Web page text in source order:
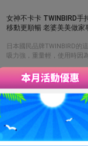
色，僧侶必須根據級別來挑
搭右，且腰際位置附有綁帶
Needles，以傳統的作務衣
帶，腰間兩側口袋的設計更
STORM RIDER的三色毛毯
女神不卡卡 TWINBIRD手持直立兩用吸塵器 加二輪
移動更順暢 老婆美美做
日本國民品牌TWINBIRD的
吸力強，重量輕，使用時因
卡，買回家跟老婆、小孩
感情呢！